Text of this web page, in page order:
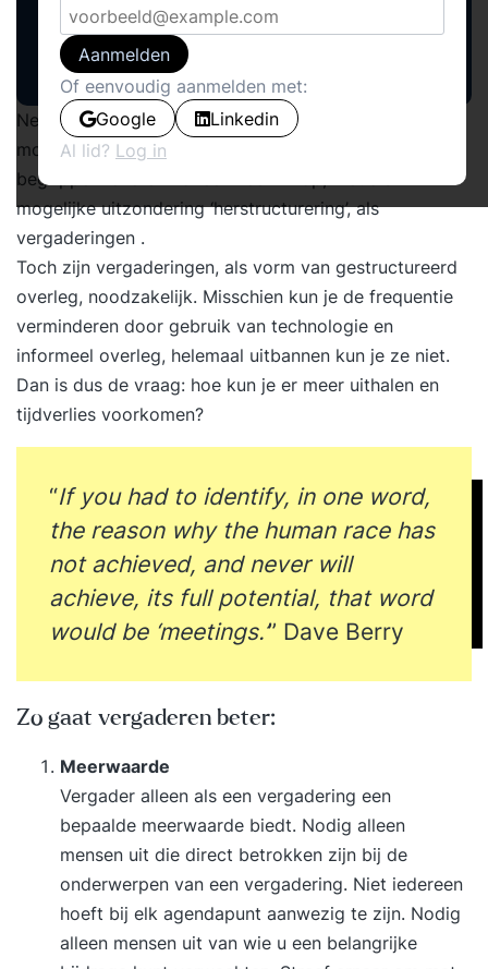
Nergens in organisaties botst het nut zo vaak met
mogelijke verspilling als bij vergaderingen. En weinig
begrippen leveren zoveel weerzin op, met als
mogelijke uitzondering ‘herstructurering’, als
vergaderingen .
Toch zijn vergaderingen, als vorm van gestructureerd
overleg, noodzakelijk. Misschien kun je de frequentie
verminderen door gebruik van technologie en
informeel overleg, helemaal uitbannen kun je ze niet.
Dan is dus de vraag: hoe kun je er meer uithalen en
tijdverlies voorkomen?
“If you had to identify, in one word,
the reason why the human race has
not achieved, and never will
achieve, its full potential, that word
would be ‘meetings.’” Dave Berry
Zo gaat vergaderen beter:
Meerwaarde
Vergader alleen als een vergadering een
bepaalde meerwaarde biedt. Nodig alleen
mensen uit die direct betrokken zijn bij de
onderwerpen van een vergadering. Niet iedereen
hoeft bij elk agendapunt aanwezig te zijn. Nodig
alleen mensen uit van wie u een belangrijke
Aanmelden
Of eenvoudig aanmelden met:
Google
Linkedin
Al lid? Log in